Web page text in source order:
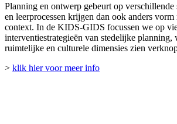
Planning en ontwerp gebeurt op verschillende
en leerprocessen krijgen dan ook anders vorm
context. In de KIDS-GIDS focussen we op
interventiestrategieën van stedelijke planning,
ruimtelijke en culturele dimensies zien
> klik hier voor meer info